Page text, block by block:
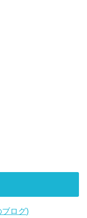
ブログ)